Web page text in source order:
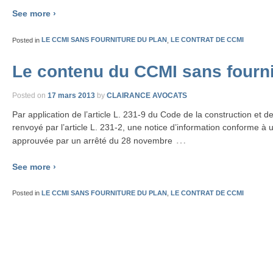
See more ›
Posted in LE CCMI SANS FOURNITURE DU PLAN LE CONTRAT DE CCMI
Le contenu du CCMI sans
Posted on 17 mars 2013 by CLAIRANCE AVOCATS
Par application de l’article L. 231-9 du Code de la construction et
renvoyé par l’article L. 231-2, une notice d’information conforme à
approuvée par un arrêté du 28 novembre …
See more ›
Posted in LE CCMI SANS FOURNITURE DU PLAN LE CONTRAT DE CCMI